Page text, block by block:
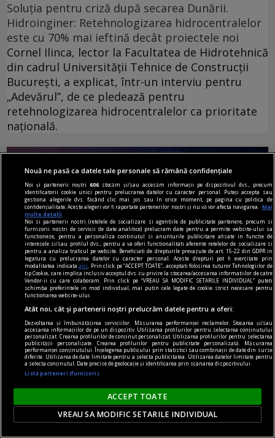
Soluția pentru criză după secarea Dunării.
Hidroinginer: Retehnologizarea hidrocentralelor
este cu 70% mai ieftină decât proiectele noi
Cornel Ilinca, lector la Facultatea de Hidrotehnică
din cadrul Universității Tehnice de Construcții
București, a explicat, într-un interviu pentru
„Adevărul”, de ce pledează pentru
retehnologizarea hidrocentralelor ca prioritate
națională.
3 zodii vor avea noroc la tot pasul între 10 și 16
august. Oportunități spectaculoase le vor apărea
în cale
Perioada dintre 10 și 16 august se poate dovedi a
fi una de poveste pentru aceste trei semne
zodiacale. Nativii acestor semne sunt îndemnați
să îmbrățișeze surprizele care le vor ieși în cale
în această perioadă deoarece le pot deschide
Nouă ne pasă ca datele tale personale să rămână confidențiale
Noi și partenerii noștri606 stocăm și/sau accesăm informații pe dispozitivul dvs., precum
identificatorii cookie unici pentru prelucrarea datelor cu caracter personal. Puteți accepta sau
gestiona alegerile dvs. făcând clic mai jos sau în orice moment, pe pagina cu politica de
confidențialitate. Aceste alegeri vor fi raportate partenerilor noștri și nu vă vor afecta navigarea.
Mai
multe detalii
Noi si partenerii nostri (retelele de socializare si agentiile de publicitate partenere, precum si
furnizorii nostri de servicii de date analitice) prelucram date pentru a permite website-ului sa
functioneze, pentru a personaliza continutul si anunturile publicitare afisate in functie de
interesele si/sau profilul dvs., pentru a va oferi functionalitati aferente retelelor de socializare si
pentru a analiza traficul pe website. Beneficiati de drepturile prevazute de art. 15-22 din GDPR in
legatura cu prelucrarea datelor cu caracter personal. Aceste drepturi pot fi exercitate prin
modalitatea indicataaici
. Prin click pe “ACCEPT TOATE”, acceptati folosirea tuturor Tehnologiilor de
tip Cookie, care implica inclusiv acceptul dvs. cu privire la stocarea/accesarea informatiilor de catre
Vendor-ii cu care colaboram. Prin click pe “VREAU SA MODIFIC SETARILE INDIVIDUAL” puteti
schimba preferintele in mod individual, mai putin cele legate de cookie strict necesare pentru
functionarea website-ului.
Atât noi, cât și partenerii noștri prelucrăm datele pentru a oferi:
Dezvoltarea și îmbunătățirea serviciilor. Măsurarea performanței reclamelor. Stocarea și/sau
accesarea informațiilor de pe un dispozitiv. Utilizarea profilurilor pentru selectarea conținutului
personalizat. Crearea profilurilor de conținut personalizat. Utilizarea profilurilor pentru selectarea
publicității personalizate. Crearea profilurilor pentru publicitate personalizată. Măsurarea
performanței conținutului. Înțelegerea publicului prin statistici sau combinații de date din surse
diferite. Utilizarea de date limitate pentru a selecta publicitatea. Utilizarea datelor limitate pentru
a selecta conținutul. Date precise de geolocație și identificarea prin scanarea dispozitivului.
Listă parteneri (furnizori)
ACCEPT TOATE
VREAU SA MODIFIC SETARILE INDIVIDUAL